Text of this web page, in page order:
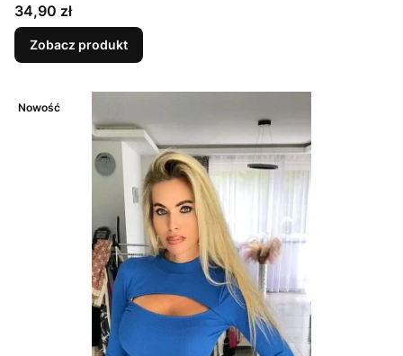
Cena
34,90 zł
Zobacz produkt
Nowość